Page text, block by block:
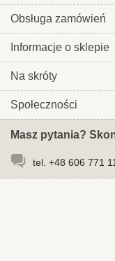
Obsługa zamówień
Informacje o sklepie
Na skróty
Społeczności
Masz pytania?
tel. +48 606 771